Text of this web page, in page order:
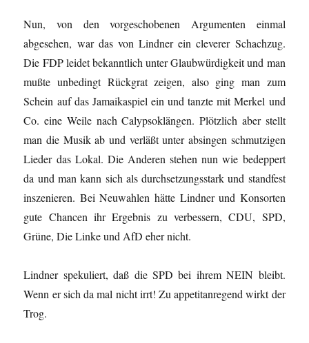
Nun, von den vorgeschobenen Argumenten einmal
abgesehen, war das von Lindner ein cleverer Schachzug.
Die FDP leidet bekanntlich unter Glaubwürdigkeit und man
mußte unbedingt Rückgrat zeigen, also ging man zum
Schein auf das Jamaikaspiel ein und tanzte mit Merkel und
Co. eine Weile nach Calypsoklängen. Plötzlich aber stellt
man die Musik ab und verläßt unter absingen schmutzigen
Lieder das Lokal. Die Anderen stehen nun wie bedeppert
da und man kann sich als durchsetzungsstark und standfest
inszenieren. Bei Neuwahlen hätte Lindner und Konsorten
gute Chancen ihr Ergebnis zu verbessern, CDU, SPD,
Grüne, Die Linke und AfD eher nicht.
Lindner spekuliert, daß die SPD bei ihrem NEIN bleibt.
Wenn er sich da mal nicht irrt! Zu appetitanregend wirkt der
Trog.